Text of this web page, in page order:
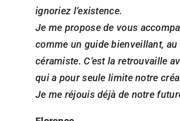
ignoriez l’existence.
Je me propose de vous
comme un guide bienveillant,
céramiste. C’est la retrouvaille
qui a pour seule limite notre
Je me réjouis déjà de notre